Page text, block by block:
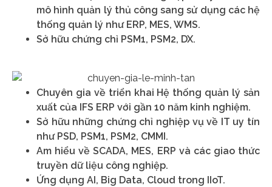
mô hình quản lý thủ công sang sử dụng các hệ
thống quản lý như ERP, MES, WMS.
Sở hữu chứng chỉ PSM1, PSM2, DX.
Chuyên gia về triển khai Hệ thống quản lý sản
xuất của IFS ERP với gần 10 năm kinh nghiệm.
Sở hữu những chứng chỉ nghiệp vụ về IT uy tín
như PSD, PSM1, PSM2, CMMI.
Am hiểu về SCADA, MES, ERP và các giao thức
truyền dữ liệu công nghiệp.
Ứng dụng AI, Big Data, Cloud trong IIoT.